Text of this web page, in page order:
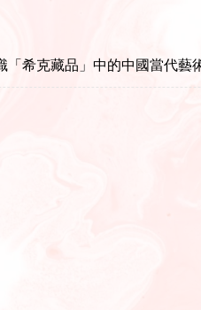
希克藏品」中的中國當代藝